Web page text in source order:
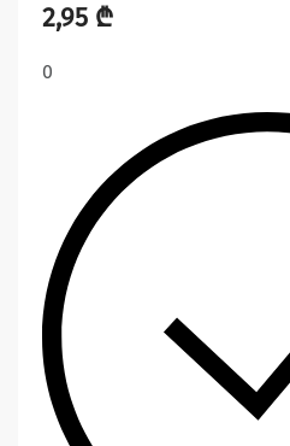
2,95 ₾
0